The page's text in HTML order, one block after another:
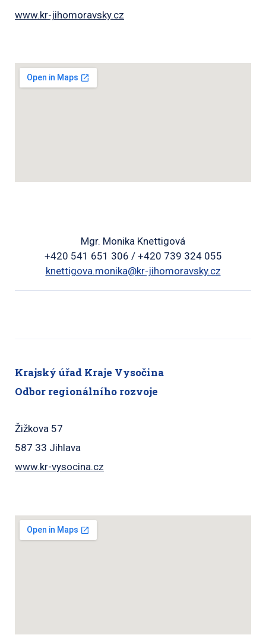
www.kr-jihomoravsky.cz
Mgr. Monika Knettigová
+420 541 651 306 / +420 739 324 055
knettigova.monika@kr-jihomoravsky.cz
Krajský úřad Kraje Vysočina
Odbor regionálního rozvoje
Žižkova 57
587 33 Jihlava
www.kr-vysocina.cz